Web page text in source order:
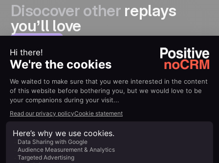
Disocover other replays
you’ll love